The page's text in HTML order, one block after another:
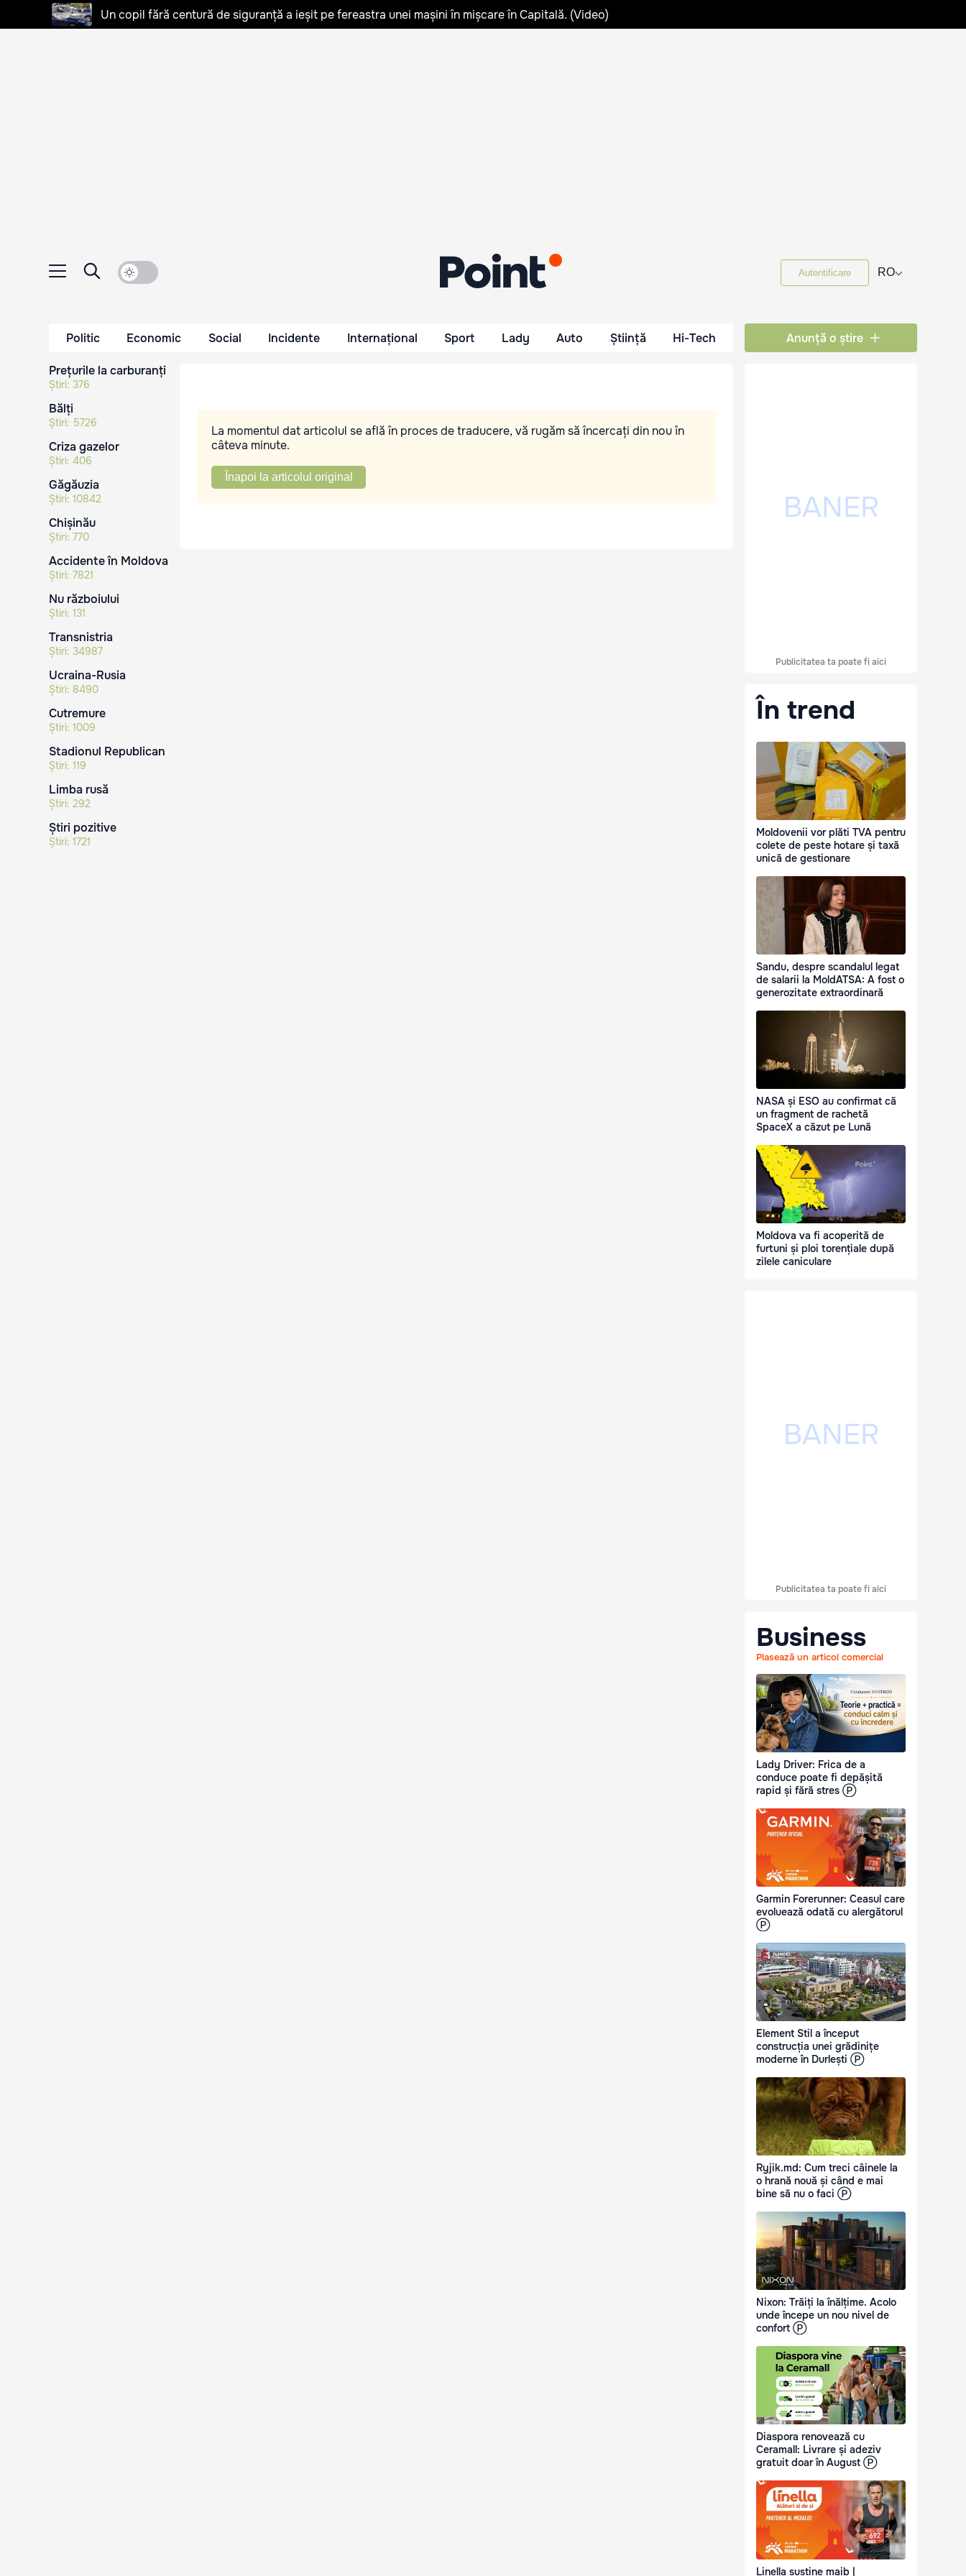
Un copil fără centură de siguranță a ieșit pe fereastra unei mașini în mișcare în Capitală. (Video)
Autentificare RO⌵
Politic Economic Social Incidente Internațional Sport Lady Auto Știință Hi-Tech Anunță o știre
Prețurile la carburanți
Știri: 376
Bălți
Știri: 5726
Criza gazelor
Știri: 406
Găgăuzia
Știri: 10842
Chișinău
Știri: 770
Accidente în Moldova
Știri: 7821
Nu războiului
Știri: 131
Transnistria
Știri: 34987
Ucraina-Rusia
Știri: 8490
Cutremure
Știri: 1009
Stadionul Republican
Știri: 119
Limba rusă
Știri: 292
Știri pozitive
Știri: 1721
La momentul dat articolul se află în proces de traducere, vă rugăm să încercați din nou în
câteva minute.
Înapoi la articolul original
Publicitatea ta poate fi aici
În trend
Moldovenii vor plăti TVA pentru
colete de peste hotare și taxă
unică de gestionare
Sandu, despre scandalul legat
de salarii la MoldATSA: A fost o
generozitate extraordinară
NASA și ESO au confirmat că
un fragment de rachetă
SpaceX a căzut pe Lună
Moldova va fi acoperită de
furtuni și ploi torențiale după
zilele caniculare
Publicitatea ta poate fi aici
Business
Plasează un articol comercial
Lady Driver: Frica de a
conduce poate fi depășită
rapid și fără stres Ⓟ
Garmin Forerunner: Ceasul care
evoluează odată cu alergătorul
Ⓟ
Element Stil a început
construcția unei grădinițe
moderne în Durlești Ⓟ
Ryjik.md: Cum treci câinele la
o hrană nouă și când e mai
bine să nu o faci Ⓟ
Nixon: Trăiți la înălțime. Acolo
unde începe un nou nivel de
confort Ⓟ
Diaspora renovează cu
Ceramall: Livrare și adeziv
gratuit doar în August Ⓟ
Linella susține maib |